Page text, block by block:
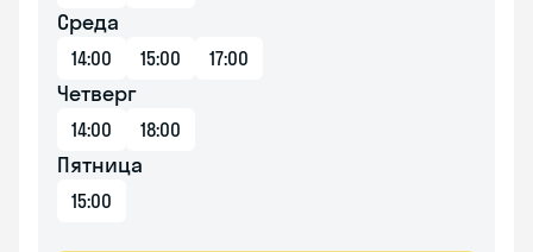
Среда
14:00 15:00 17:00
Четверг
14:00 18:00
Пятница
15:00